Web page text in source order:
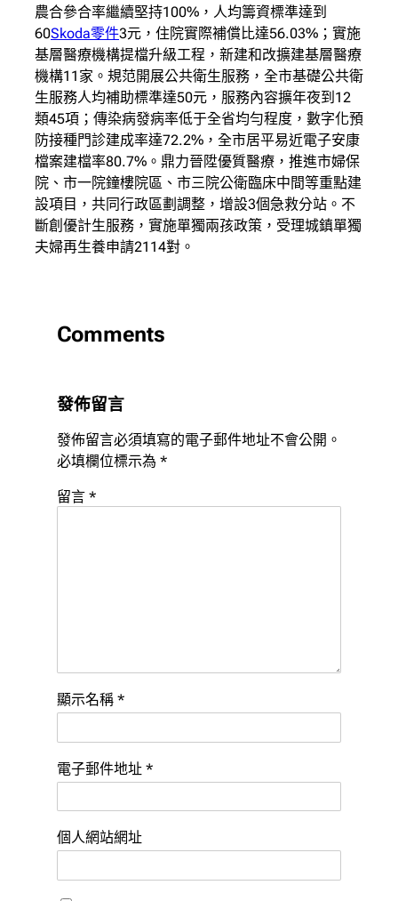
農合參合率繼續堅持100%，人均籌資標準達到
60Skoda零件3元，住院實際補償比達56.03%；實施
基層醫療機構提檔升級工程，新建和改擴建基層醫療
機構11家。規范開展公共衛生服務，全市基礎公共衛
生服務人均補助標準達50元，服務內容擴年夜到12
類45項；傳染病發病率低于全省均勻程度，數字化預
防接種門診建成率達72.2%，全市居平易近電子安康
檔案建檔率80.7%。鼎力晉陞優質醫療，推進市婦保
院、市一院鐘樓院區、市三院公衛臨床中間等重點建
設項目，共同行政區劃調整，增設3個急救分站。不
斷創優計生服務，實施單獨兩孩政策，受理城鎮單獨
夫婦再生養申請2114對。
Comments
發佈留言
發佈留言必須填寫的電子郵件地址不會公開。
必填欄位標示為 *
留言 *
顯示名稱 *
電子郵件地址 *
個人網站網址